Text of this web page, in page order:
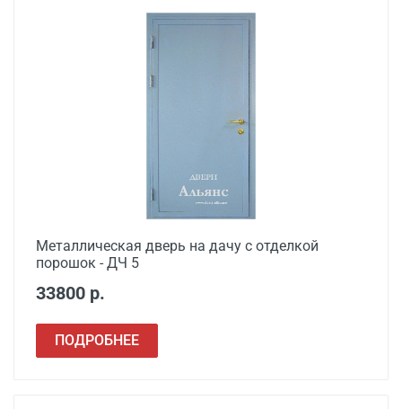
Металлическая дверь на дачу с отделкой
порошок - ДЧ 5
33800 р.
ПОДРОБНЕЕ